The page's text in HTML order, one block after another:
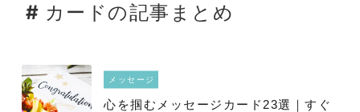
カードの記事まとめ
メッセージ
心を掴むメッセージカード23選｜すぐ